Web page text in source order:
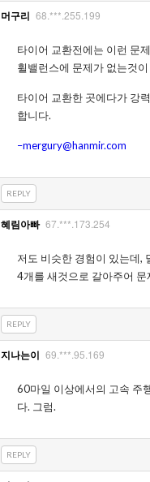
머구리 68.***.255.199
타이어 교환전에는 이런 문
휠밸런스에 문제가 없는것
타이어 교환한 곳에다가 강
합니다.
–mergury@hanmir.com
REPLY
혜림아빠 67.***.173.254
저도 비슷한 경험이 있는데,
4개를 새것으로 갈아주어
REPLY
지나는이 69.***.95.169
60마일 이상에서의 고속 주
다. 그럼.
REPLY